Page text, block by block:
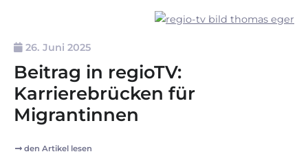
26. Juni 2025
Beitrag in regioTV:
Karrierebrücken für
Migrantinnen
den Artikel lesen